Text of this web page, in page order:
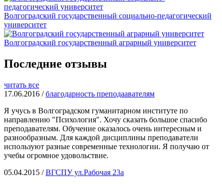
Волгоградский государственный социально-педагогический
университет
Волгоградский государственный аграрный университет
Последние отзывы
читать все
17.06.2016 /благодарность преподаавателям
Я учусь в Волгоградском гуманитарном институте по
направлению "Психология". Хочу сказать большое спасибо
преподавателям. Обучение оказалось очень интересным и
разнообразным. Для каждой дисциплины преподаватели
используют разные современные технологии. Я получаю от
учебы огромное удовольствие.
05.04.2015 /ВГСПУ ул.Рабочая 23а